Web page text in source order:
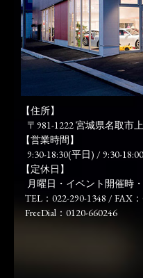
【住所】
〒981-1222 宮城県名取市
【営業時間】
9:30-18:30(平日) / 9:30-
【定休日】
月曜日・イベント開催時
TEL：022-290-1348 / FAX
FreeDial：0120-660246